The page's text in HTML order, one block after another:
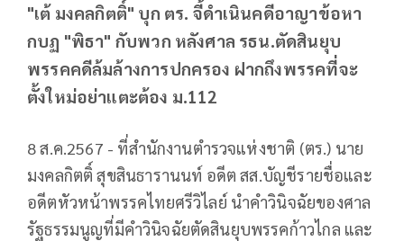
"เต้ มงคลกิตติ์" บุก ตร. จี้ดำเนินคดีอาญาข้อหา
กบฏ "พิธา" กับพวก หลังศาล รธน.ตัดสินยุบ
พรรคคดีล้มล้างการปกครอง ฝากถึงพรรคที่จะ
ตั้งใหม่อย่าแตะต้อง ม.112
8 ส.ค.2567 - ที่สำนักงานตำรวจแห่งชาติ (ตร.) นาย
มงคลกิตติ์ สุขสินธารานนท์ อดีต สส.บัญชีรายชื่อและ
อดีตหัวหน้าพรรคไทยศรีวิไลย์ นำคำวินิจฉัยของศาล
รัฐธรรมนูญที่มีคำวินิจฉัยตัดสินยุบพรรคก้าวไกล และ